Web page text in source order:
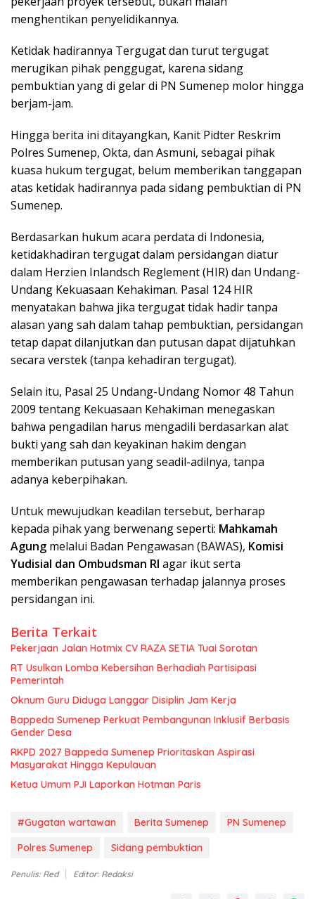
menghentikan penyelidikannya.
Ketidak hadirannya Tergugat dan turut tergugat
merugikan pihak penggugat, karena sidang
pembuktian yang di gelar di PN Sumenep molor hingga
berjam-jam.
Hingga berita ini ditayangkan, Kanit Pidter Reskrim
Polres Sumenep, Okta, dan Asmuni, sebagai pihak
kuasa hukum tergugat, belum memberikan tanggapan
atas ketidak hadirannya pada sidang pembuktian di PN
Sumenep.
Berdasarkan hukum acara perdata di Indonesia,
ketidakhadiran tergugat dalam persidangan diatur
dalam Herzien Inlandsch Reglement (HIR) dan Undang-
Undang Kekuasaan Kehakiman. Pasal 124 HIR
menyatakan bahwa jika tergugat tidak hadir tanpa
alasan yang sah dalam tahap pembuktian, persidangan
tetap dapat dilanjutkan dan putusan dapat dijatuhkan
secara verstek (tanpa kehadiran tergugat).
Selain itu, Pasal 25 Undang-Undang Nomor 48 Tahun
2009 tentang Kekuasaan Kehakiman menegaskan
bahwa pengadilan harus mengadili berdasarkan alat
bukti yang sah dan keyakinan hakim dengan
memberikan putusan yang seadil-adilnya, tanpa
adanya keberpihakan.
Untuk mewujudkan keadilan tersebut, berharap
kepada pihak yang berwenang seperti: Mahkamah
Agung melalui Badan Pengawasan (BAWAS), Komisi
Yudisial dan Ombudsman RI agar ikut serta
memberikan pengawasan terhadap jalannya proses
persidangan ini.
Berita Terkait
Pekerjaan Jalan Hotmix CV RAZA SETIA Tuai Sorotan
RT Usulkan Lomba Kebersihan Berhadiah Partisipasi
Pemerintah
Oknum Guru Diduga Langgar Disiplin Jam Kerja
Bappeda Sumenep Perkuat Pembangunan Inklusif Berbasis
Gender Desa
RKPD 2027 Bappeda Sumenep Prioritaskan Aspirasi
Masyarakat Hingga Kepulauan
Ketua Umum PJI Laporkan Hotman Paris
#Gugatan wartawan Berita Sumenep
PN Sumenep
Polres Sumenep
Sidang pembuktian
Penulis: Red Editor: Redaksi